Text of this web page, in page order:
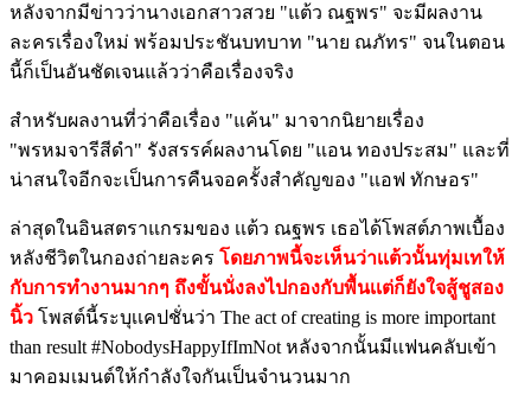
หลังจากมีข่าวว่านางเอกสาวสวย "แต้ว ณฐพร" จะมีผลงาน
ละครเรื่องใหม่ พร้อมประชันบทบาท "นาย ณภัทร" จนในตอน
นี้ก็เป็นอันชัดเจนแล้วว่าคือเรื่องจริง
สำหรับผลงานที่ว่าคือเรื่อง "แค้น" มาจากนิยายเรื่อง
"พรหมจารีสีดำ" รังสรรค์ผลงานโดย "แอน ทองประสม" และที่
น่าสนใจอีกจะเป็นการคืนจอครั้งสำคัญของ "แอฟ ทักษอร"
ล่าสุดในอินสตราแกรมของ เเต้ว ณฐพร เธอได้โพสต์ภาพเบื้อง
หลังชีวิตในกองถ่ายละคร โดยภาพนี้จะเห็นว่าเเต้วนั้นทุ่มเทให้
กับการทำงานมากๆ ถึงขั้นนั่งลงไปกองกับพื้นเเต่ก็ยังใจสู้ชูสอง
นิ้ว โพสต์นี้ระบุเเคปชั่นว่า The act of creating is more important
than result #NobodysHappyIfImNot หลังจากนั้นมีเเฟนคลับเข้า
มาคอมเมนต์ให้กำลังใจกันเป็นจำนวนมาก